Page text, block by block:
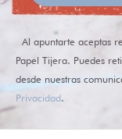
Al apuntarte aceptas
Papel Tijera. Puedes
desde nuestras
Privacidad.